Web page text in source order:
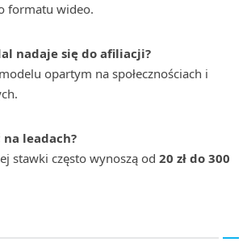
formatu wideo.
nadaje się do afiliacji?
opartym na społecznościach i
leadach?
stawki często wynoszą od 20 zł do 300